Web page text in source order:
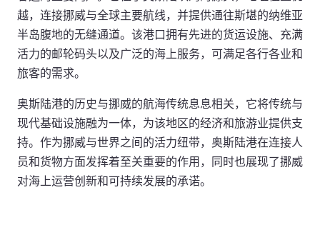
越，连接挪威与全球主要航线，并提供通往斯堪的纳维亚
半岛腹地的无缝通道。该港口拥有先进的货运设施、充满
活力的邮轮码头以及广泛的海上服务，可满足各行各业和
旅客的需求。
奥斯陆港的历史与挪威的航海传统息息相关，它将传统与
现代基础设施融为一体，为该地区的经济和旅游业提供支
持。作为挪威与世界之间的活力纽带，奥斯陆港在连接人
员和货物方面发挥着至关重要的作用，同时也展现了挪威
对海上运营创新和可持续发展的承诺。